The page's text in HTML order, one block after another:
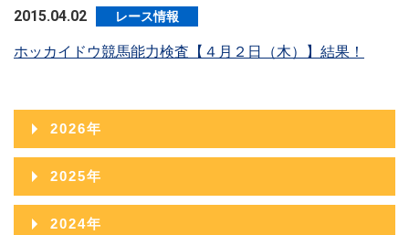
2015.04.02 レース情報
ホッカイドウ競馬能力検査【４月２日（木）】結果！
2026年
2026年08月
2026年07月
2025年
2025年12月
2024年